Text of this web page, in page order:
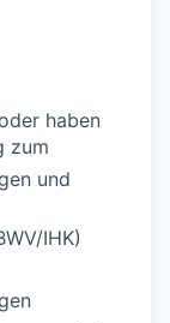
haben
zum
und
IHK)